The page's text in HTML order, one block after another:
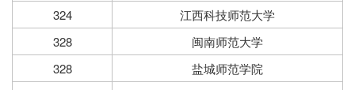
324
江西科技师范大学
328
闽南师范大学
328
盐城师范学院